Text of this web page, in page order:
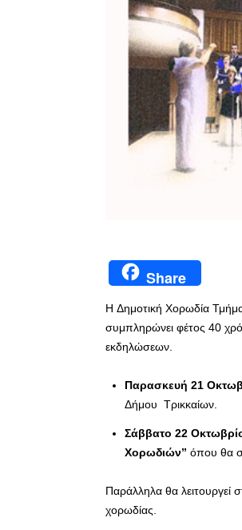
Share
H Δημοτική Χορωδία
συμπληρώνει φέτος 40
εκδηλώσεων.
Παρασκευή 21
Δήμου Τρικκαίων.
Σάββατο 22
Χορωδιών” όπου θα
Παράλληλα θα λειτουργεί
χορωδίας.